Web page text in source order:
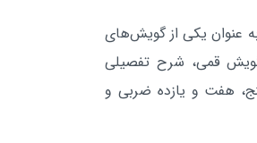
عنوان یکی از گویش‌های
گویش قمی، شرح تفصیلی
هفت و یازده ضربی و